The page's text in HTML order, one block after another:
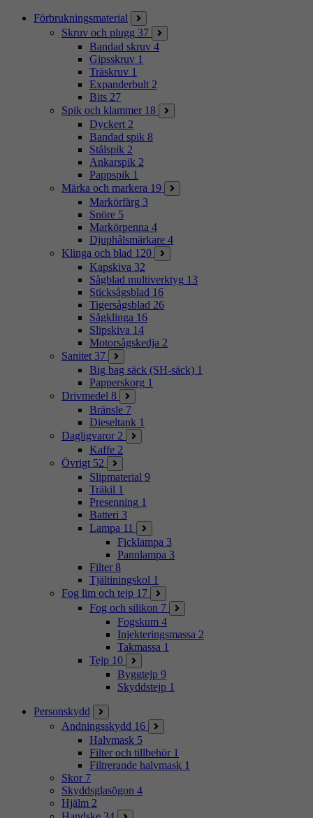
Förbrukningsmaterial
Skruv och plugg 37
Bandad skruv 4
Gipsskruv 1
Träskruv 1
Expanderbult 2
Bits 27
Spik och klammer 18
Dyckert 2
Bandad spik 8
Stålspik 2
Ankarspik 2
Pappspik 1
Märka och markera 19
Markörfärg 3
Snöre 5
Markörpenna 4
Djuphålsmärkare 4
Klinga och blad 120
Kapskiva 32
Sågblad multiverktyg 13
Sticksågsblad 16
Tigersågsblad 26
Sågklinga 16
Slipskiva 14
Motorsågskedja 2
Sanitet 37
Big bag säck (SH-säck) 1
Papperskorg 1
Drivmedel 8
Bränsle 7
Dieseltank 1
Dagligvaror 2
Kaffe 2
Övrigt 52
Slipmaterial 9
Träkil 1
Presenning 1
Batteri 3
Lampa 11
Ficklampa 3
Pannlampa 3
Filter 8
Tjältiningskol 1
Fog lim och tejp 17
Fog och silikon 7
Fogskum 4
Injekteringsmassa 2
Takmassa 1
Tejp 10
Byggtejp 9
Skyddstejp 1
Personskydd
Andningsskydd 16
Halvmask 5
Filter och tillbehör 1
Filtrerande halvmask 1
Skor 7
Skyddsglasögon 4
Hjälm 2